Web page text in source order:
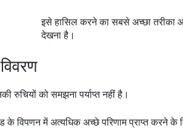
इसे हासिल करने का सबसे अच्छा तरीका
देखना है।
रुचियों को समझना पर्याप्त नहीं है।
के विपणन में अत्यधिक अच्छे परिणाम प्राप्त करने